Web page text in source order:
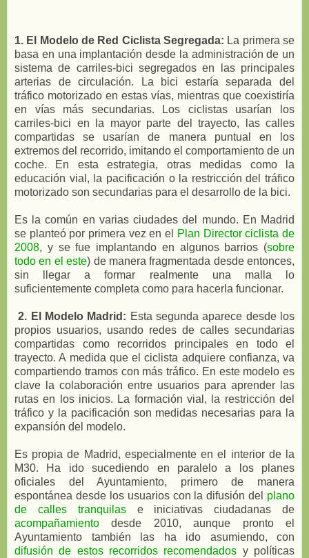
1. El Modelo de Red Ciclista Segregada: La primera se
basa en una implantación desde la administración de un
sistema de carriles-bici segregados en las principales
arterias de circulación. La bici estaría separada del
tráfico motorizado en estas vías, mientras que coexistiría
en vías más secundarias. Los ciclistas usarían los
carriles-bici en la mayor parte del trayecto, las calles
compartidas se usarían de manera puntual en los
extremos del recorrido, imitando el comportamiento de un
coche. En esta estrategia, otras medidas como la
educación vial, la pacificación o la restricción del tráfico
motorizado son secundarias para el desarrollo de la bici.
Es la común en varias ciudades del mundo. En Madrid
se planteó por primera vez en el
Plan Director ciclista de
2008, y se fue implantando en algunos barrios (sobre
todo en el este) de manera fragmentada desde entonces,
sin llegar a formar realmente una malla lo
suficientemente completa como para hacerla funcionar.
2. El Modelo Madrid: Esta segunda aparece desde los
propios usuarios, usando redes de calles secundarias
compartidas como recorridos principales en todo el
trayecto. A medida que el ciclista adquiere confianza, va
compartiendo tramos con más tráfico. En este modelo es
clave la colaboración entre usuarios para aprender las
rutas en los inicios. La formación vial, la restricción del
tráfico y la pacificación son medidas necesarias para la
expansión del modelo.
Es propia de Madrid, especialmente en el interior de la
M30. Ha ido sucediendo en paralelo a los planes
oficiales del Ayuntamiento, primero de manera
espontánea desde los usuarios con la difusión del plano
de calles tranquilase iniciativas ciudadanas de
acompañamiento desde 2010, aunque pronto el
Ayuntamiento también las ha ido asumiendo, con
difusión de estos recorridos recomendados y políticas